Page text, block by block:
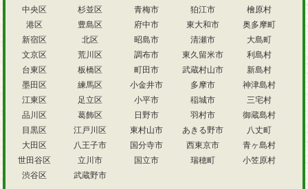
中央区
港区
新宿区
文京区
台東区
墨田区
江東区
品川区
目黒区
大田区
世田谷区
渋谷区
杉並区
豊島区
北区
荒川区
板橋区
練馬区
足立区
葛飾区
江戸川区
八王子市
立川市
武蔵野市
青梅市
府中市
昭島市
調布市
町田市
小金井市
小平市
日野市
東村山市
国分寺市
国立市
狛江市
東大和市
清瀬市
東久留米市
武蔵村山市
多摩市
稲城市
羽村市
あきる野市
西東京市
瑞穂町
檜原村
奥多摩町
大島町
利島村
新島村
神津島村
三宅村
御蔵島村
八丈町
青ヶ島村
小笠原村